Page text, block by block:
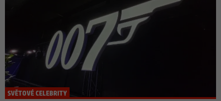
SVĚTOVÉ CELEBRITY